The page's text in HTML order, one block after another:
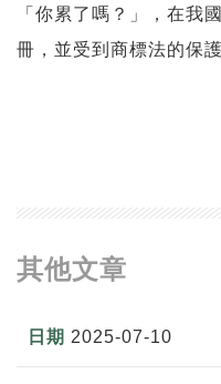
「你累了嗎？」，在我
冊，並受到商標法的保護
其他文章
2025-07-10